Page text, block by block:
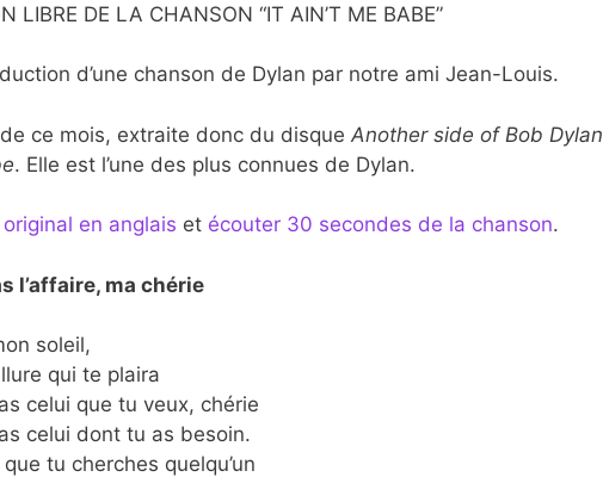
LIBRE DE LA CHANSON “IT AIN’T ME BABE”
d’une chanson de Dylan par notre ami Jean-Louis.
ce mois, extraite donc du disque Another side of Bob Dylan
. Elle est l’une des plus connues de Dylan.
en anglais et écouter 30 secondes de la chanson.
l’affaire, ma chérie
soleil,
qui te plaira
celui que tu veux, chérie
celui dont tu as besoin.
tu cherches quelqu’un